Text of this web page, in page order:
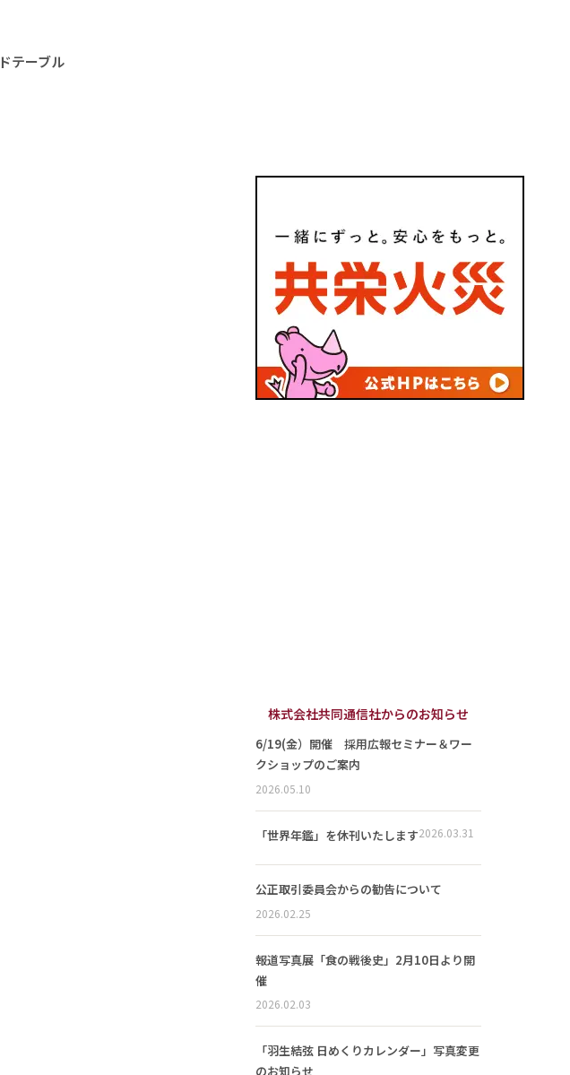
テーブル
株式会社共同通信社からのお知らせ
6/19(金）開催 採用広報セミナー＆ワー
クショップのご案内
2026.05.10
「世界年鑑」を休刊いたします2026.03.31
公正取引委員会からの勧告について
2026.02.25
報道写真展「食の戦後史」2月10日より開
催
2026.02.03
「羽生結弦 日めくりカレンダー」写真変更
のお知らせ